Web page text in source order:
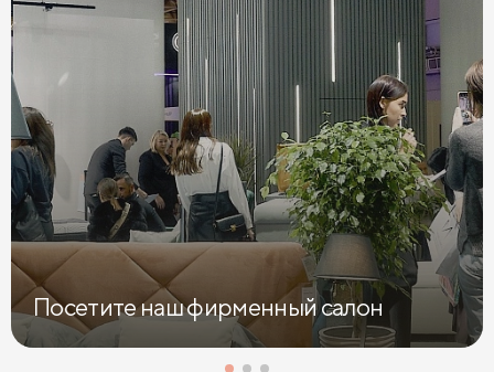
Поcетите наш фирменный салон